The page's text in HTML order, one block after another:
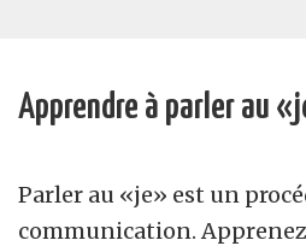
Apprendre à parler au
Parler au «je» est un
communication.